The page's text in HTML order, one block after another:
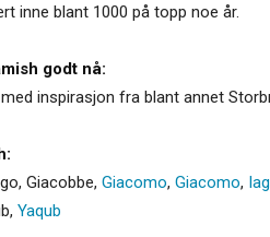
inne blant 1000 på topp noe år.
godt nå:
inspirasjon fra blant annet
, Giacobbe, Giacomo, Giacomo,
, Yaqub